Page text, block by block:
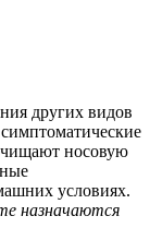
других видов
носовую
условиях.
назначаются